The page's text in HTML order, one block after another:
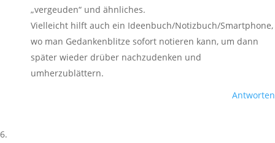
„vergeuden“ und ähnliches.
Vielleicht hilft auch ein Ideenbuch/Notizbuch/Smartphone,
wo man Gedankenblitze sofort notieren kann, um dann
später wieder drüber nachzudenken und
umherzublättern.
Antworten